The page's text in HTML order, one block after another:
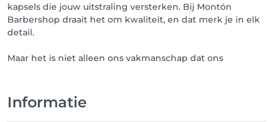
kapsels die jouw uitstraling versterken. Bij Montón
Barbershop draait het om kwaliteit, en dat merk je in elk
detail.
Maar het is niet alleen ons vakmanschap dat ons
Informatie